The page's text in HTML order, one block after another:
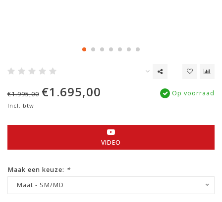
€1.995,00 €1.695,00
Incl. btw
Op voorraad
VIDEO
Maak een keuze: *
Maat - SM/MD